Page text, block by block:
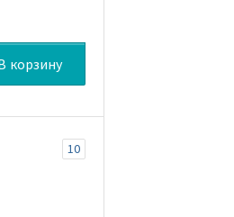
корзину
10